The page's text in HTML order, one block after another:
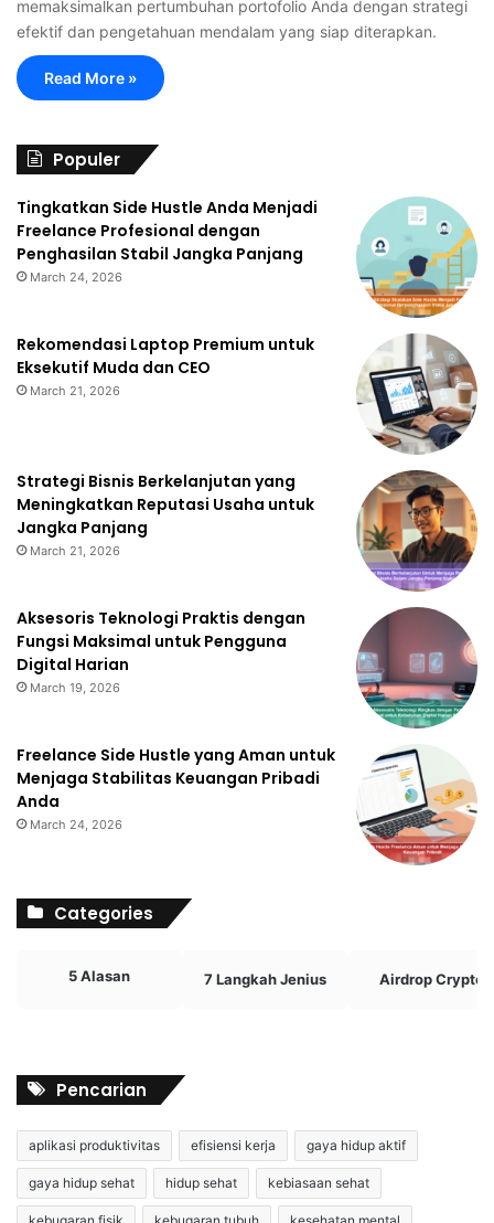
memaksimalkan pertumbuhan portofolio Anda dengan strategi
efektif dan pengetahuan mendalam yang siap diterapkan.
Read More »
Populer
Tingkatkan Side Hustle Anda Menjadi
Freelance Profesional dengan
Penghasilan Stabil Jangka Panjang
March 24, 2026
Rekomendasi Laptop Premium untuk
Eksekutif Muda dan CEO
March 21, 2026
Strategi Bisnis Berkelanjutan yang
Meningkatkan Reputasi Usaha untuk
Jangka Panjang
March 21, 2026
Aksesoris Teknologi Praktis dengan
Fungsi Maksimal untuk Pengguna
Digital Harian
March 19, 2026
Freelance Side Hustle yang Aman untuk
Menjaga Stabilitas Keuangan Pribadi
Anda
March 24, 2026
Categories
5 Alasan 7 Langkah Jenius Airdrop Crypto
Pencarian
aplikasi produktivitas efisiensi kerja gaya hidup aktif
gaya hidup sehat hidup sehat kebiasaan sehat